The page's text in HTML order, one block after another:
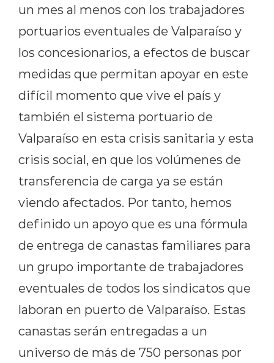
un mes al menos con los trabajadores
portuarios eventuales de Valparaíso y
los concesionarios, a efectos de buscar
medidas que permitan apoyar en este
difícil momento que vive el país y
también el sistema portuario de
Valparaíso en esta crisis sanitaria y esta
crisis social, en que los volúmenes de
transferencia de carga ya se están
viendo afectados. Por tanto, hemos
definido un apoyo que es una fórmula
de entrega de canastas familiares para
un grupo importante de trabajadores
eventuales de todos los sindicatos que
laboran en puerto de Valparaíso. Estas
canastas serán entregadas a un
universo de más de 750 personas por